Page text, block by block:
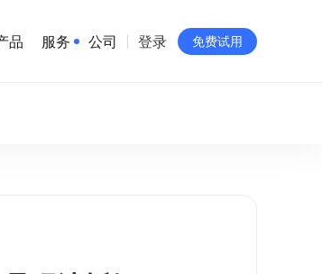
家
品 服务 公司 登录 免费试用